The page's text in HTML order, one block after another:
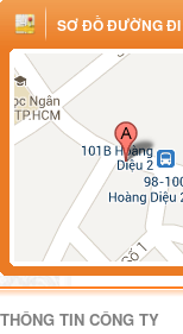
SƠ ĐỒ ĐƯỜNG ĐI
THÔNG TIN CÔNG TY